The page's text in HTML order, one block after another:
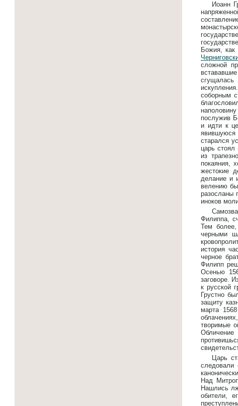
Иоанн
Божия,
сложной
соборным
послужив
и идти к
явившуюся
старался
царь
из
покаяния,
жестокие
делание и
велению
разосланы
иноков
Филиппа,
Тем более,
черными
история
черное
Филипп
Осенью
заговоре.
к русской
Грустно
защиту
марта
творимые
Царь
следовали
Над
Нашлись
обители,